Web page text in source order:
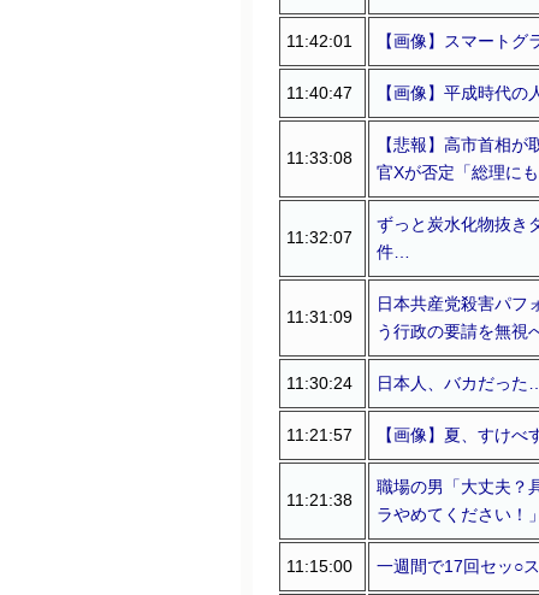
11:42:01 【画像】スマート
11:40:47 【画像】平成時代
11:33:08
【悲報】高市首相
官Xが否定「総理に
11:32:07
ずっと炭水化物抜き
件…
11:31:09
日本共産党殺害パフ
う行政の要請を無視
11:30:24 日本人、バカだっ
11:21:57 【画像】夏、すけべ
11:21:38
職場の男「大丈夫？
ラやめてください！
11:15:00 一週間で17回セッ○